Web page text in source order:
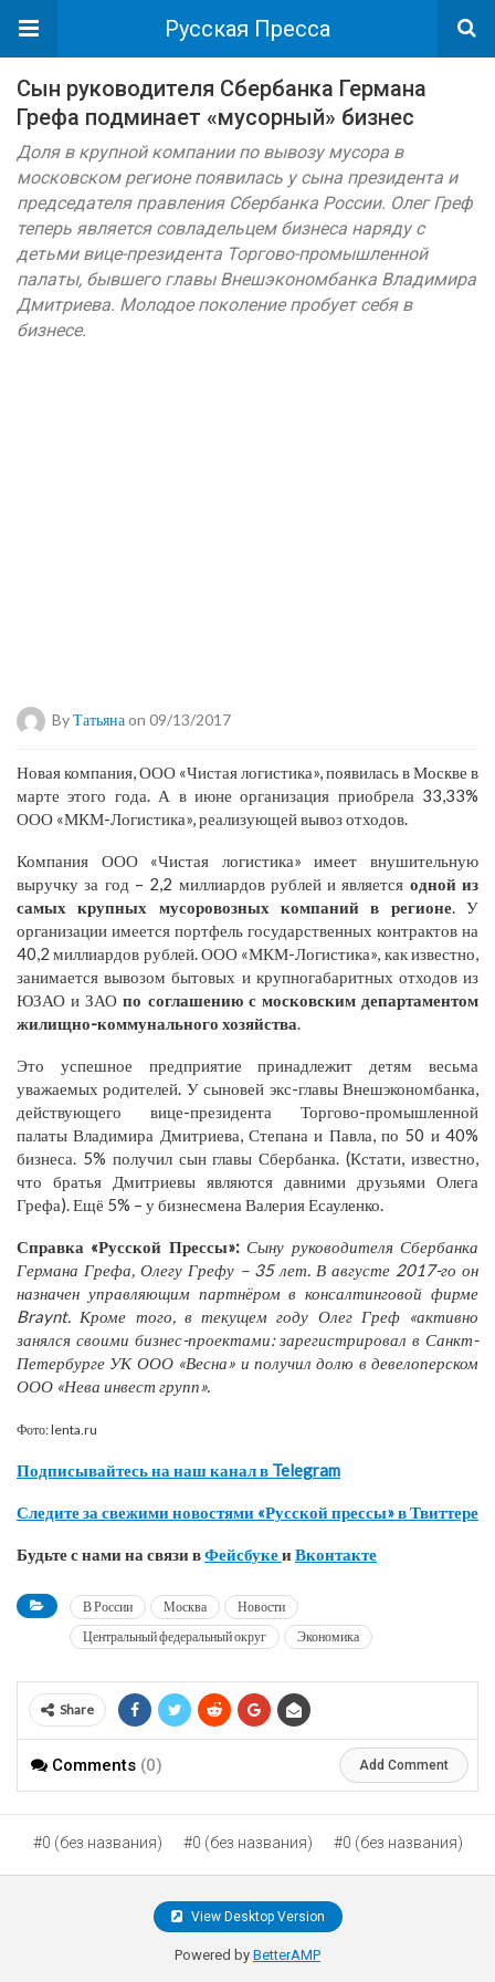
Русская Пресса
Сын руководителя Сбербанка Германа
Грефа подминает «мусорный» бизнес
Доля в крупной компании по вывозу мусора в
московском регионе появилась у сына президента и
председателя правления Сбербанка России. Олег Греф
теперь является совладельцем бизнеса наряду с
детьми вице-президента Торгово-промышленной
палаты, бывшего главы Внешэкономбанка Владимира
Дмитриева. Молодое поколение пробует себя в
бизнесе.
ByТатьянаon 09/13/2017
Новая компания, ООО «Чистая логистика», появилась в Москве в
марте этого года. А в июне организация приобрела 33,33%
ООО «МКМ-Логистика», реализующей вывоз отходов.
Компания ООО «Чистая логистика» имеет внушительную
выручку за год – 2,2 миллиардов рублей и является одной из
самых крупных мусоровозных компаний в регионе. У
организации имеется портфель государственных контрактов на
40,2 миллиардов рублей. ООО «МКМ-Логистика», как известно,
занимается вывозом бытовых и крупногабаритных отходов из
ЮЗАО и ЗАОпо соглашению с московским департаментом
жилищно-коммунального хозяйства.
Это успешное предприятие принадлежит детям весьма
уважаемых родителей. У сыновей экс-главы Внешэкономбанка,
действующего вице-президента Торгово-промышленной
палаты Владимира Дмитриева, Степана и Павла, по 50 и 40%
бизнеса. 5% получил сын главы Сбербанка. (Кстати, известно,
что братья Дмитриевы являются давними друзьями Олега
Грефа). Ещё 5% – у бизнесмена Валерия Есауленко.
Справка «Русской Прессы»: Сыну руководителя Сбербанка
Германа Грефа, Олегу Грефу – 35 лет. В августе 2017-го он
назначен управляющим партнёром в консалтинговой фирме
Braynt. Кроме того, в текущем году Олег Греф «активно
занялся своими бизнес-проектами: зарегистрировал в Санкт-
Петербурге УК ООО «Весна» и получил долю в девелоперском
ООО «Нева инвест групп».
Фото: lenta.ru
Подписывайтесь на наш канал в Telegram
Следите за свежими новостями «Русской прессы» в Твиттере
Будьте с нами на связи вФейсбукеиВконтакте
В России Москва
Новости
Центральный федеральный округ
Экономика
Share
Comments (0) Add Comment
#0 (без названия) #0 (без названия) #0 (без названия)
View Desktop Version
Powered by BetterAMP